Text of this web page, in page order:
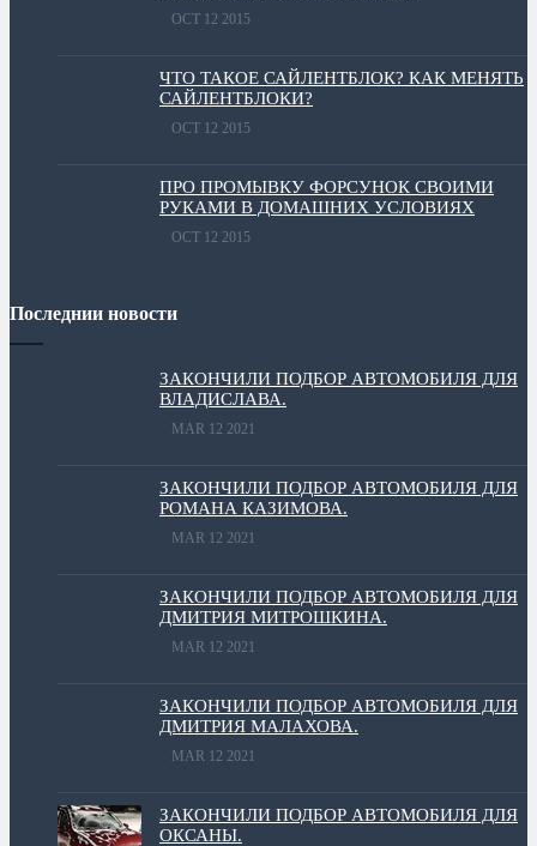
OCT 12 2015
ЧТО ТАКОЕ САЙЛЕНТБЛОК? КАК МЕНЯТЬ
САЙЛЕНТБЛОКИ?
OCT 12 2015
ПРО ПРОМЫВКУ ФОРСУНОК СВОИМИ
РУКАМИ В ДОМАШНИХ УСЛОВИЯХ
OCT 12 2015
Последнии новости
ЗАКОНЧИЛИ ПОДБОР АВТОМОБИЛЯ ДЛЯ
ВЛАДИСЛАВА.
MAR 12 2021
ЗАКОНЧИЛИ ПОДБОР АВТОМОБИЛЯ ДЛЯ
РОМАНА КАЗИМОВА.
MAR 12 2021
ЗАКОНЧИЛИ ПОДБОР АВТОМОБИЛЯ ДЛЯ
ДМИТРИЯ МИТРОШКИНА.
MAR 12 2021
ЗАКОНЧИЛИ ПОДБОР АВТОМОБИЛЯ ДЛЯ
ДМИТРИЯ МАЛАХОВА.
MAR 12 2021
ЗАКОНЧИЛИ ПОДБОР АВТОМОБИЛЯ ДЛЯ
ОКСАНЫ.